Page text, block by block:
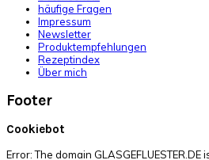
häufige Fragen
Impressum
Newsletter
Produktempfehlungen
Rezeptindex
Über mich
Footer
Cookiebot
Error: The domain